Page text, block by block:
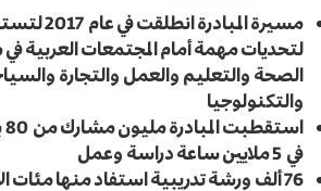
مسيرة المبادرة انطلقت في عام 2017 لتستجيب
لتحديات مهمة أمام المجتمعات العربية
الصحة والتعليم والعمل والتجارة
والتكنولوجيا
في 5 ملايين ساعة دراسة وعمل
76 ألف ورشة تدريبية استفاد منها مئات